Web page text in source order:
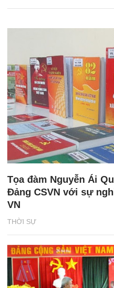
THỜI SỰ
Tọa đàm Nguyễn Ái
Đảng CSVN với sự
VN